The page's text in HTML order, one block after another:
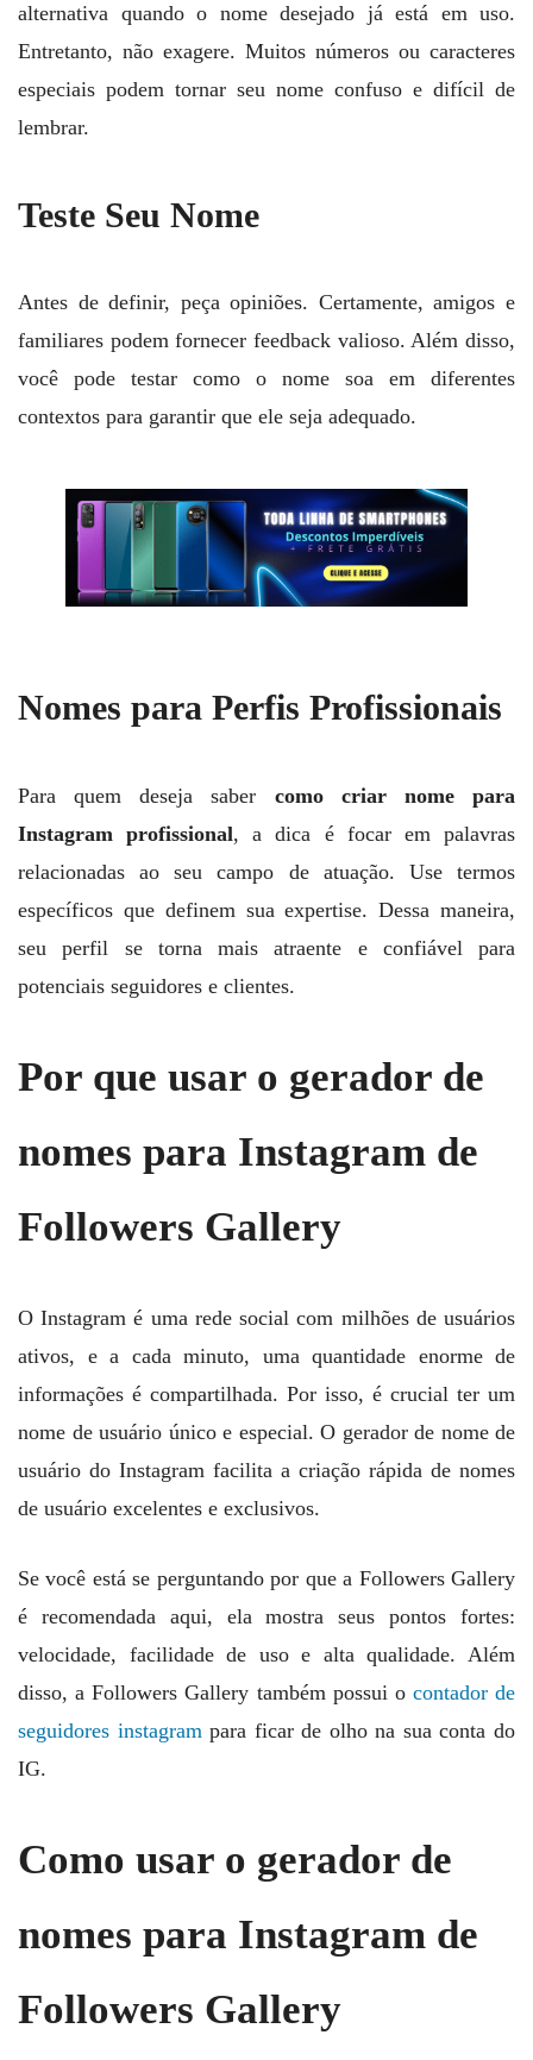
alternativa quando o nome desejado já está em uso.
Entretanto, não exagere. Muitos números ou caracteres
especiais podem tornar seu nome confuso e difícil de
lembrar.
Teste Seu Nome
Antes de definir, peça opiniões. Certamente, amigos e
familiares podem fornecer feedback valioso. Além disso,
você pode testar como o nome soa em diferentes
contextos para garantir que ele seja adequado.
Nomes para Perfis Profissionais
Para quem deseja saber como criar nome para
Instagram profissional, a dica é focar em palavras
relacionadas ao seu campo de atuação. Use termos
específicos que definem sua expertise. Dessa maneira,
seu perfil se torna mais atraente e confiável para
potenciais seguidores e clientes.
Por que usar o gerador de
nomes para Instagram de
Followers Gallery
O Instagram é uma rede social com milhões de usuários
ativos, e a cada minuto, uma quantidade enorme de
informações é compartilhada. Por isso, é crucial ter um
nome de usuário único e especial. O gerador de nome de
usuário do Instagram facilita a criação rápida de nomes
de usuário excelentes e exclusivos.
Se você está se perguntando por que a Followers Gallery
é recomendada aqui, ela mostra seus pontos fortes:
velocidade, facilidade de uso e alta qualidade. Além
disso, a Followers Gallery também possui o contador de
seguidores instagrampara ficar de olho na sua conta do
IG.
Como usar o gerador de
nomes para Instagram de
Followers Gallery